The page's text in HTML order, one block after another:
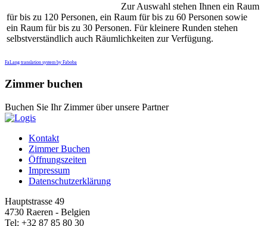
Zur Auswahl stehen Ihnen ein Raum
für bis zu 120 Personen, ein Raum für bis zu 60 Personen sowie
ein Raum für bis zu 30 Personen. Für kleinere Runden stehen
selbstverständlich auch Räumlichkeiten zur Verfügung.
FaLang translation system by Faboba
Zimmer buchen
Buchen Sie Ihr Zimmer über unsere Partner
Kontakt
Zimmer Buchen
Öffnungszeiten
Impressum
Datenschutzerklärung
Hauptstrasse 49
4730 Raeren - Belgien
Tel: +32 87 85 80 30